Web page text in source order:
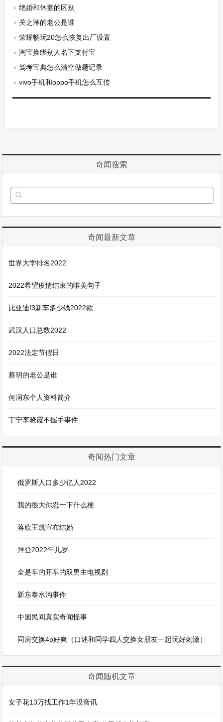
绝婚和休妻的区别
关之琳的老公是谁
荣耀畅玩20怎么恢复出厂设置
淘宝换绑别人名下支付宝
驾考宝典怎么清空做题记录
vivo手机和oppo手机怎么互传
奇闻搜索
奇闻最新文章
世界大学排名2022
2022希望疫情结束的唯美句子
比亚迪f3新车多少钱2022款
武汉人口总数2022
2022法定节假日
蔡明的老公是谁
何润东个人资料简介
丁宁李晓霞不握手事件
奇闻热门文章
俄罗斯人口多少亿人2022
我的很大你忍一下什么梗
蒋欣王凯宣布结婚
拜登2022年几岁
全是车的开车的双男主电视剧
新东泰水沟事件
中国民间真实奇闻怪事
同房交换4p好爽（口述和同学四人交换女朋友一起玩好刺激）
奇闻随机文章
女子花13万找工作1年没音讯